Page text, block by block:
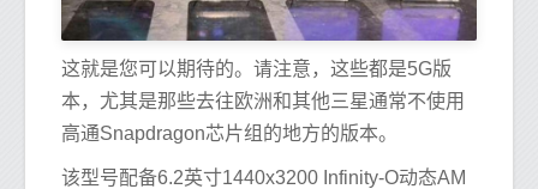
这就是您可以期待的。请注意，这些都是5G版
本，尤其是那些去往欧洲和其他三星通常不使用
高通Snapdragon芯片组的地方的版本。
该型号配备6.2英寸1440x3200 Infinity-O动态AM